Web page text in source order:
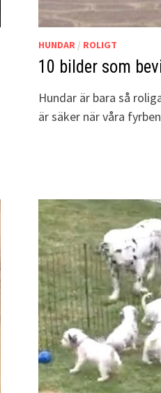
HUNDAR / ROLIGT
10 bilder som
Hundar är bara så
är säker när våra